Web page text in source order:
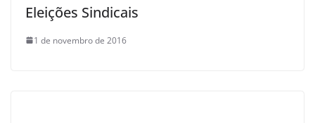
Eleições Sindicais
1 de novembro de 2016